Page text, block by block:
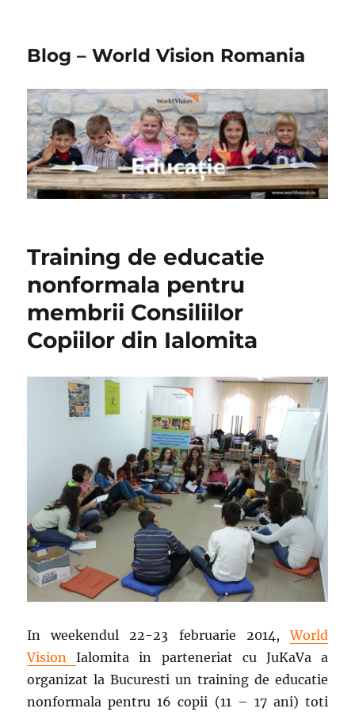
Blog – World Vision Romania
Training de educatie
nonformala pentru
membrii Consiliilor
Copiilor din Ialomita
In weekendul 22-23 februarie 2014,World
VisionIalomita in parteneriat cu JuKaVa a
organizat la Bucuresti un training de educatie
nonformala pentru 16 copii (11 – 17 ani) toti